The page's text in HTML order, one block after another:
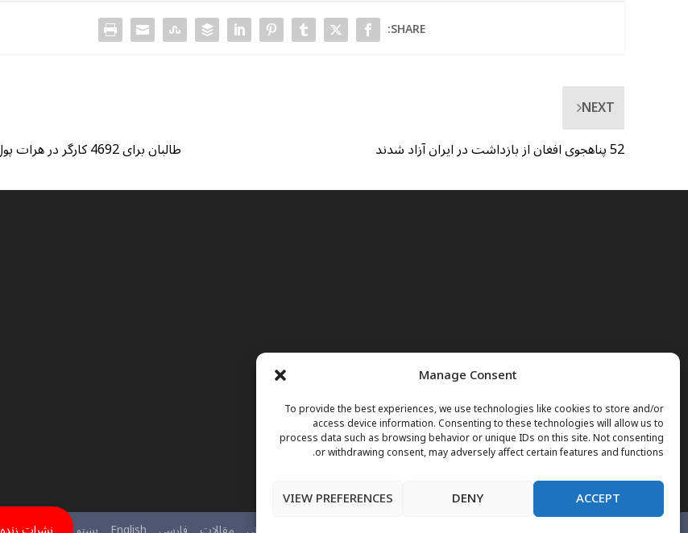
Manage Consent
To provide the best experiences, we use technologies like cookies to store and/or
access device information. Consenting to these technologies will allow us to
process data such as browsing behavior or unique IDs on this site. Not consenting
or withdrawing consent, may adversely affect certain features and functions.
ACCEPT
DENY
VIEW PREFERENCES
SHARE:
طالبان برای 4692 کارگر در هرات پول نقد توزیع می کند
NEXT
52 پناهجوی افغان از بازداشت در ایران آزاد شدند